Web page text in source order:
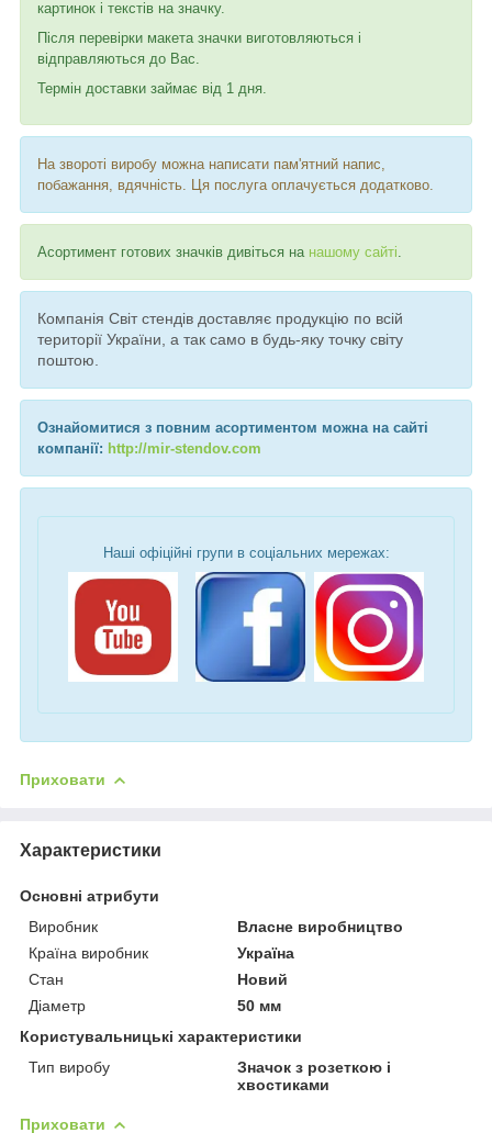
картинок і текстів на значку.
Після перевірки макета значки виготовляються і
відправляються до Вас.
Термін доставки займає від 1 дня.
На звороті виробу можна написати пам'ятний напис,
побажання, вдячність.
Ця послуга оплачується додатково.
Асортимент готових значків дивіться на нашому сайті
Компанія Світ стендів доставляє продукцію по всій
території України, а так само в будь-яку точку світу
поштою.
Ознайомитися з повним асортиментом можна на сайті
компанії: http://mir-stendov.com
Наші офіційні групи в соціальних мережах:
Приховати
Характеристики
Основні атрибути
Виробник
Власне виробництво
Країна виробник
Україна
Стан
Новий
Діаметр
50 мм
Користувальницькі характеристики
Тип виробу
Значок з розеткою і
хвостиками
Приховати